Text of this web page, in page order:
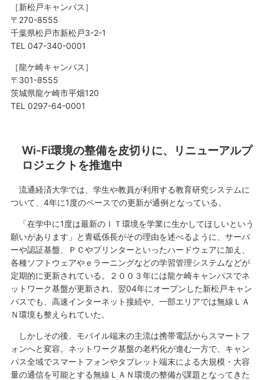
［新松戸キャンパス］
〒270-8555
千葉県松戸市新松戸3-2-1
TEL 047-340-0001
［龍ケ崎キャンパス］
〒301-8555
茨城県龍ケ崎市平畑120
TEL 0297-64-0001
Wi-Fi環境の整備を皮切りに、リニューアルプ
ロジェクトを推進中
流通経済大学では、学生や教員が利用する教育研究システムに
ついて、4年に1度のペースでの更新が通例となっている。
「在学中に1度は最新のＩＴ環境を学業に生かしてほしいという
願いがあります」と青砥係長がその理由を述べるように、サーバ
ーや認証基盤、ＰＣやプリンターといったハードウェアに加え、
各種ソフトウェアやｅラーニングなどの学習管理システムなどが
定期的に更新されている。２００３年には龍ケ崎キャンパスでネ
ットワーク基盤が更新され、翌04年にオープンした新松戸キャン
パスでも、高速インターネット接続や、一部エリアでは無線ＬＡ
Ｎ環境も整えられていた。
しかしその後、モバイル端末の主流は携帯電話からスマートフ
ォンへと変容。ネットワーク基盤の老朽化が進む一方で、キャン
パス全域でスマートフォンやタブレット端末による大規模・大容
量の通信を可能とする無線ＬＡＮ環境の整備が課題となってきた